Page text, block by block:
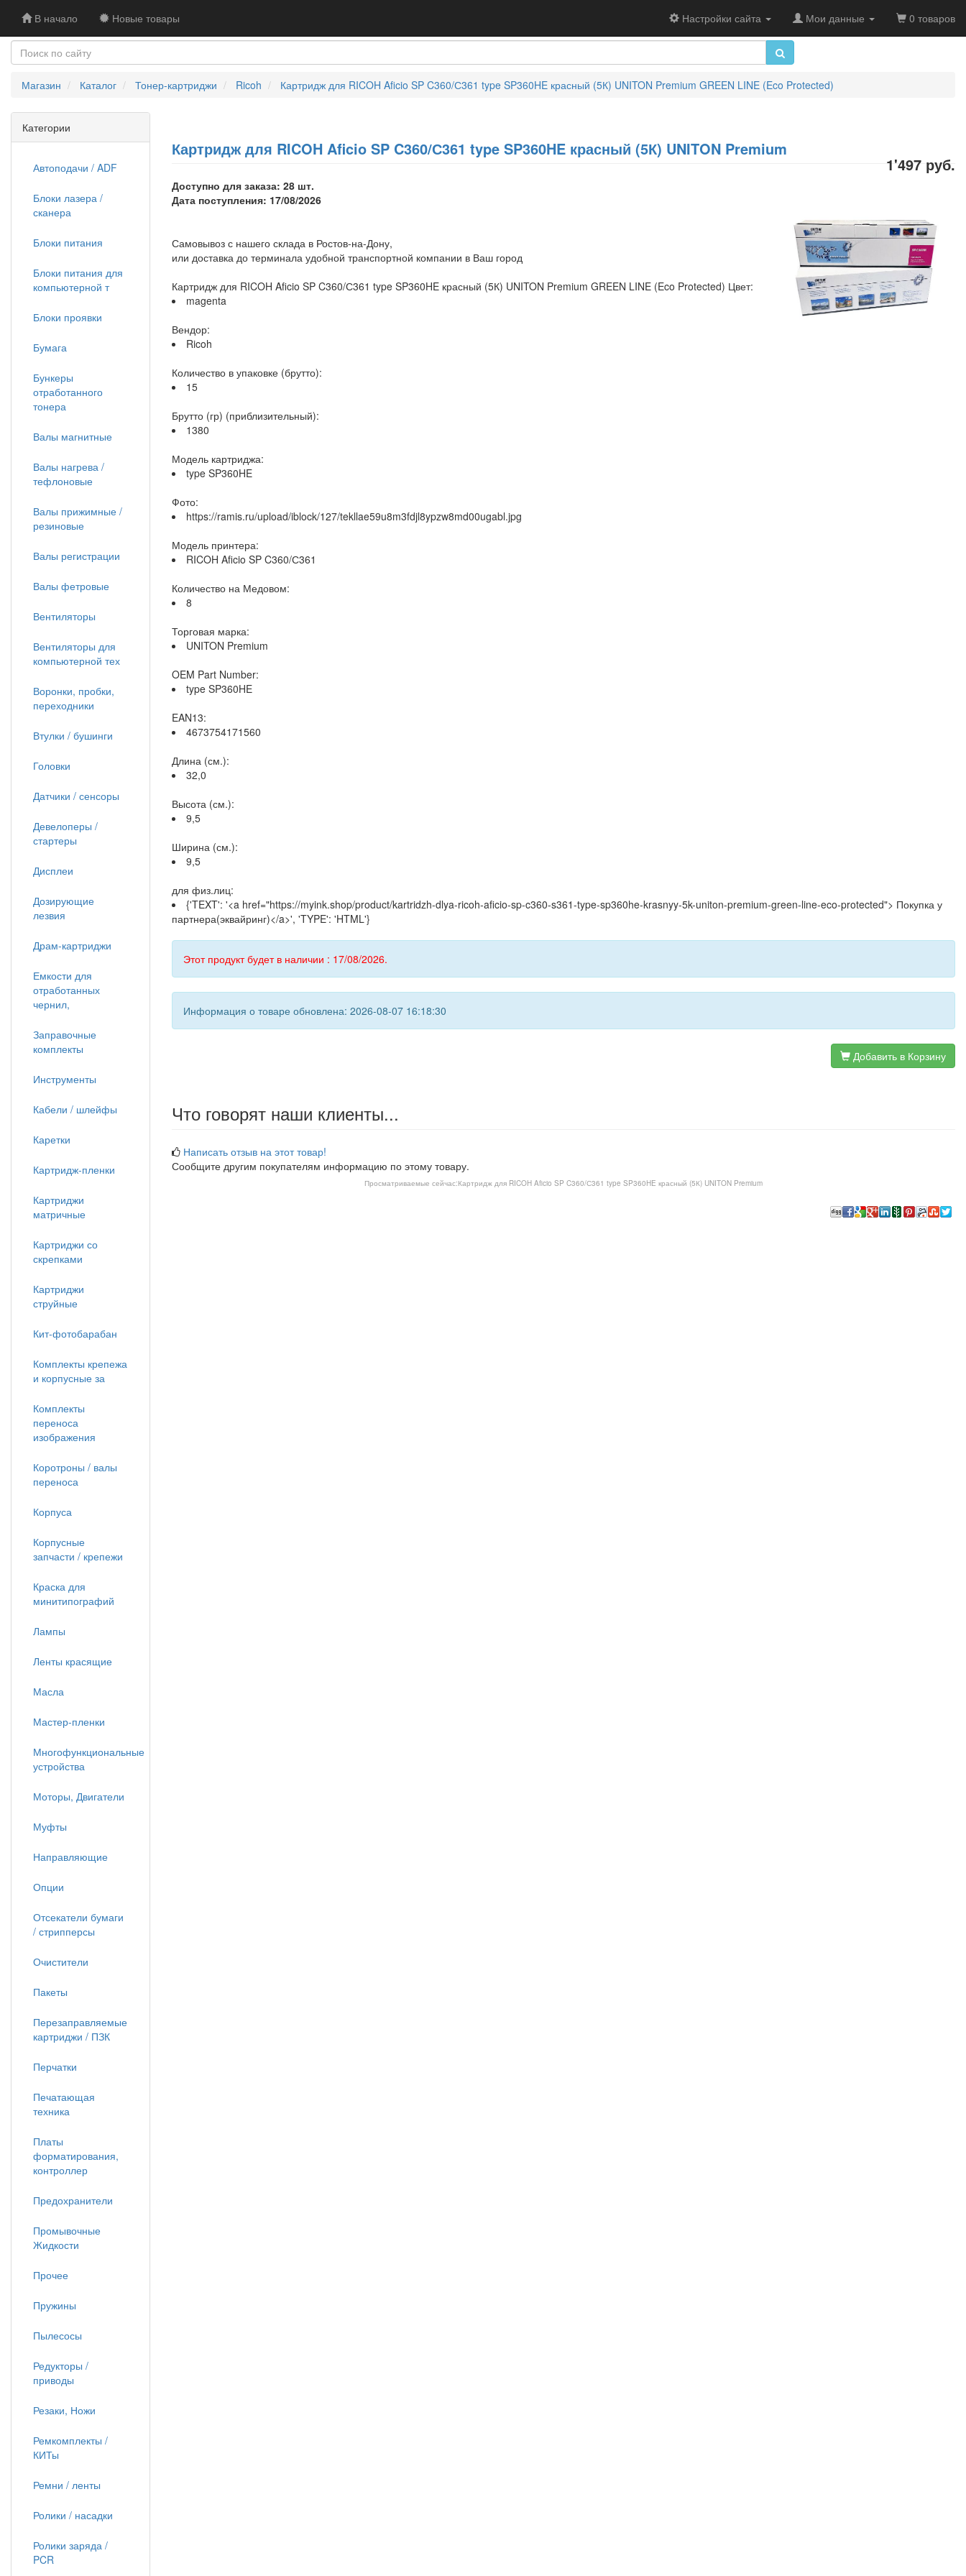
В начало Новые товары Настройки сайта Мои данные 0 товаров
Магазин Каталог Тонер-картриджи Ricoh Картридж для RICOH Aficio SP C360/С361 type SP360HE красный (5К) UNITON Premium GREEN LINE (Eco Protected)
Картридж для RICOH Aficio SP C360/С361 type SP360HE красный (5К) UNITON Premium
1'497 руб.
Доступно для заказа: 28 шт.
Дата поступления: 17/08/2026
Самовывоз с нашего склада в Ростов-на-Дону,
или доставка до терминала удобной транспортной компании в Ваш город
Картридж для RICOH Aficio SP C360/С361 type SP360HE красный (5К) UNITON Premium GREEN LINE (Eco Protected) Цвет:
magenta
Вендор:
Ricoh
Количество в упаковке (брутто):
15
Брутто (гр) (приблизительный):
1380
Модель картриджа:
type SP360HE
Фото:
https://ramis.ru/upload/iblock/127/tekllae59u8m3fdjl8ypzw8md00ugabl.jpg
Модель принтера:
RICOH Aficio SP C360/С361
Количество на Медовом:
8
Торговая марка:
UNITON Premium
OEM Part Number:
type SP360HE
EAN13:
4673754171560
Длина (см.):
32,0
Высота (см.):
9,5
Ширина (см.):
9,5
для физ.лиц:
{'TEXT': '<a href="https://myink.shop/product/kartridzh-dlya-ricoh-aficio-sp-c360-s361-type-sp360he-krasnyy-5k-uniton-premium-green-line-eco-protected"> Покупка у
партнера(эквайринг)</a>', 'TYPE': 'HTML'}
Этот продукт будет в наличии : 17/08/2026.
Информация о товаре обновлена: 2026-08-07 16:18:30
Добавить в Корзину
Что говорят наши клиенты...
Написать отзыв на этот товар!
Сообщите другим покупателям информацию по этому товару.
Просматриваемые сейчас:Картридж для RICOH Aficio SP C360/С361 type SP360HE красный (5К) UNITON Premium
Категории
Автоподачи / ADF
Блоки лазера /
сканера
Блоки питания
Блоки питания для
компьютерной т
Блоки проявки
Бумага
Бункеры
отработанного
тонера
Валы магнитные
Валы нагрева /
тефлоновые
Валы прижимные /
резиновые
Валы регистрации
Валы фетровые
Вентиляторы
Вентиляторы для
компьютерной тех
Воронки, пробки,
переходники
Втулки / бушинги
Головки
Датчики / сенсоры
Девелоперы /
стартеры
Дисплеи
Дозирующие
лезвия
Драм-картриджи
Емкости для
отработанных
чернил,
Заправочные
комплекты
Инструменты
Кабели / шлейфы
Каретки
Картридж-пленки
Картриджи
матричные
Картриджи со
скрепками
Картриджи
струйные
Кит-фотобарабан
Комплекты крепежа
и корпусные за
Комплекты
переноса
изображения
Коротроны / валы
переноса
Корпуса
Корпусные
запчасти / крепежи
Краска для
минитипографий
Лампы
Ленты красящие
Масла
Мастер-пленки
Многофункциональные
устройства
Моторы, Двигатели
Муфты
Направляющие
Опции
Отсекатели бумаги
/ стрипперсы
Очистители
Пакеты
Перезаправляемые
картриджи / ПЗК
Перчатки
Печатающая
техника
Платы
форматирования,
контроллер
Предохранители
Промывочные
Жидкости
Прочее
Пружины
Пылесосы
Редукторы /
приводы
Резаки, Ножи
Ремкомплекты /
КИТы
Ремни / ленты
Ролики / насадки
Ролики заряда /
PCR